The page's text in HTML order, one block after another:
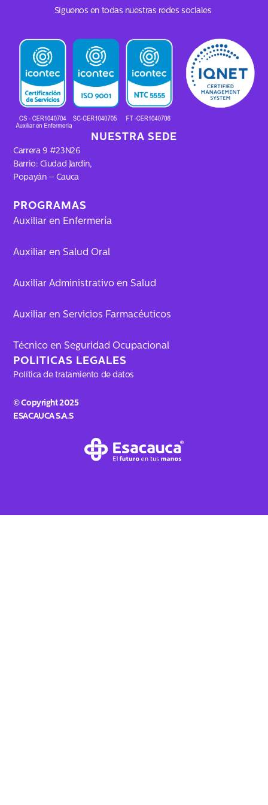
POLITICAS LEGALES
Política de tratamiento de datos
© Copyright 2025
ESACAUCA S.A.S
PROGRAMAS
Auxiliar en Enfermería
Auxiliar en Salud Oral
Auxiliar Administrativo en Salud
Auxiliar en Servicios Farmacéuticos
Técnico en Seguridad Ocupacional
NUESTRA SEDE
Carrera 9 #23N26
Barrio: Ciudad Jardín,
Popayán – Cauca
c
b
o
o
k
s
a
a
k
o
k
u
b
e
Síguenos en todas nuestras redes sociales